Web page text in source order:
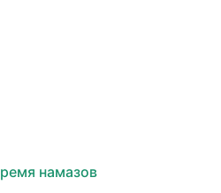
намазов